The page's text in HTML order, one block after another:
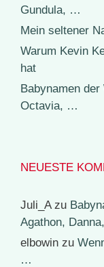
Gundula, …
Mein seltener
Warum Kevin
hat
Babynamen
Octavia, …
NEUESTE
Juli_Azu
Agathon,
elbowin zu
…